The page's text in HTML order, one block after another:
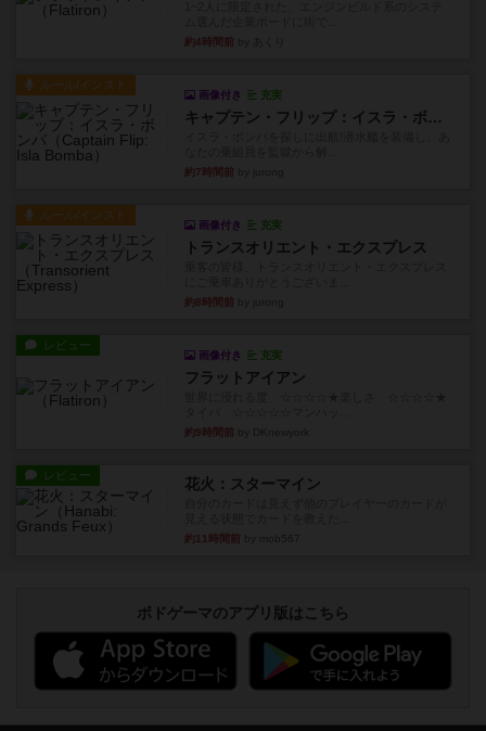
約4時間前
ルール/インスト
画像付き 充実
キャプテン・フリップ：イスラ・ボンバ
約7時間前
ルール/インスト
画像付き 充実
トランスオリエント・エクスプレス
約8時間前
レビュー
画像付き 充実
フラットアイアン
約9時間前
レビュー 花火：スターマイン
約11時間前
ボドゲーマのアプリ版はこちら